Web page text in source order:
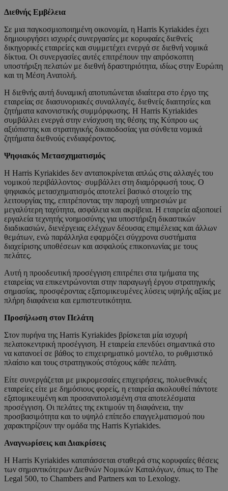
Διεθνής Εμβέλεια
Σε μια παγκοσμιοποιημένη οικονομία, η Harris Kyriakides έχει
δημιουργήσει ισχυρές συνεργασίες με κορυφαίες διεθνείς
δικηγορικές εταιρείες και συμμετέχει ενεργά σε διεθνή νομικά
δίκτυα. Οι συνεργασίες αυτές επιτρέπουν την απρόσκοπτη
υποστήριξη πελατών με διεθνή δραστηριότητα, ιδίως στην Ευρώπη
και τη Μέση Ανατολή.
Η διεθνής αυτή δυναμική αποτυπώνεται ιδιαίτερα στο έργο της
εταιρείας σε διασυνοριακές συναλλαγές, διεθνείς διαιτησίες και
ζητήματα κανονιστικής συμμόρφωσης. Η Harris Kyriakides
συμβάλλει ενεργά στην ενίσχυση της θέσης της Κύπρου ως
αξιόπιστης και στρατηγικής δικαιοδοσίας για σύνθετα νομικά
ζητήματα διεθνούς ενδιαφέροντος.
Ψηφιακός Μετασχηματισμός
Η Harris Kyriakides δεν ανταποκρίνεται απλώς στις αλλαγές του
νομικού περιβάλλοντος· συμβάλλει στη διαμόρφωσή τους. Ο
ψηφιακός μετασχηματισμός αποτελεί βασικό στοιχείο της
λειτουργίας της, επιτρέποντας την παροχή υπηρεσιών με
μεγαλύτερη ταχύτητα, ασφάλεια και ακρίβεια. Η εταιρεία αξιοποιεί
εργαλεία τεχνητής νοημοσύνης για υποστήριξη δικαστικών
διαδικασιών, διενέργειας ελέγχων δέουσας επιμέλειας και άλλων
θεμάτων, ενώ παράλληλα εφαρμόζει σύγχρονα συστήματα
διαχείρισης υποθέσεων και ασφαλούς επικοινωνίας με τους
πελάτες.
Αυτή η προοδευτική προσέγγιση επιτρέπει στα τμήματα της
εταιρείας να επικεντρώνονται στην παραγωγή έργου στρατηγικής
σημασίας, προσφέροντας εξατομικευμένες λύσεις υψηλής αξίας με
πλήρη διαφάνεια και εμπιστευτικότητα.
Προσήλωση στον Πελάτη
Στον πυρήνα της Harris Kyriakides βρίσκεται μία ισχυρή
πελατοκεντρική προσέγγιση. Η εταιρεία επενδύει σημαντικά στο
να κατανοεί σε βάθος το επιχειρηματικό μοντέλο, το ρυθμιστικό
πλαίσιο και τους στρατηγικούς στόχους κάθε πελάτη.
Είτε συνεργάζεται με μικρομεσαίες επιχειρήσεις, πολυεθνικές
εταιρείες είτε με δημόσιους φορείς, η εταιρεία ακολουθεί πάντοτε
εξατομικευμένη και προσανατολισμένη στα αποτελέσματα
προσέγγιση. Οι πελάτες της εκτιμούν τη διαφάνεια, την
προσβασιμότητα και το υψηλό επίπεδο επαγγελματισμού που
χαρακτηρίζουν την ομάδα της Harris Kyriakides.
Αναγνωρίσεις και Διακρίσεις
Η Harris Kyriakides κατατάσσεται σταθερά στις κορυφαίες θέσεις
των σημαντικότερων Διεθνών Νομικών Καταλόγων, όπως το The
Legal 500, το Chambers and Partners και το Lexology.